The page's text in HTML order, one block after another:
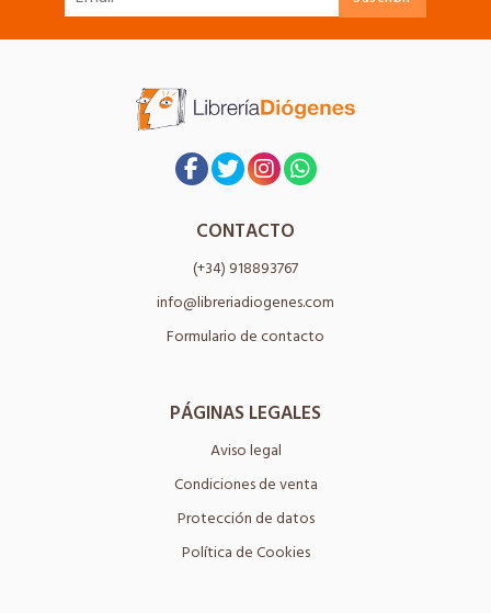
CONTACTO
(+34) 918893767
info@libreriadiogenes.com
Formulario de contacto
PÁGINAS LEGALES
Aviso legal
Condiciones de venta
Protección de datos
Política de Cookies